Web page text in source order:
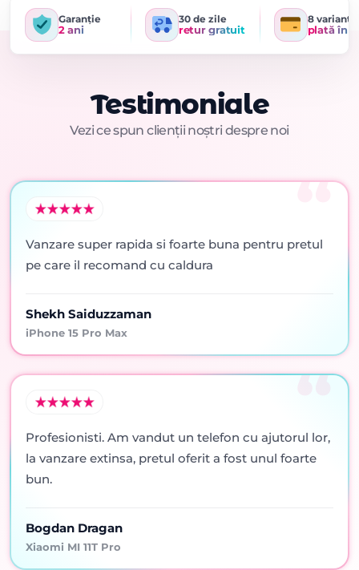
Garanție
2 ani
30 de zile
retur gratuit
8 variante
plată în
Testimoniale
Vezi ce spun clienții noștri despre noi
Vanzare super rapida si foarte buna pentru pretul
pe care il recomand cu caldura
Shekh Saiduzzaman
iPhone 15 Pro Max
Profesionisti. Am vandut un telefon cu ajutorul lor,
la vanzare extinsa, pretul oferit a fost unul foarte
bun.
Bogdan Dragan
Xiaomi MI 11T Pro